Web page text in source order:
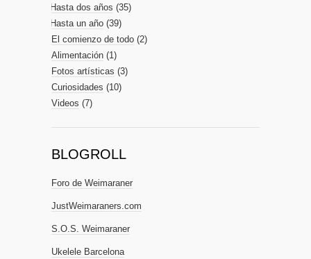
Hasta dos años (35)
Hasta un año (39)
El comienzo de todo (2)
Alimentación (1)
Fotos artísticas (3)
Curiosidades (10)
Videos (7)
BLOGROLL
Foro de Weimaraner
JustWeimaraners.com
S.O.S. Weimaraner
Ukelele Barcelona